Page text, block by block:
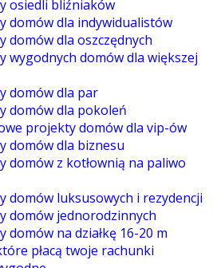
osiedli bliźniaków
domów dla indywidualistów
domów dla oszczędnych
wygodnych domów dla większej
domów dla par
domów dla pokoleń
projekty domów dla vip-ów
domów dla biznesu
domów z kotłownią na paliwo
domów luksusowych i rezydencji
domów jednorodzinnych
domów na działkę 16-20 m
płacą twoje rachunki